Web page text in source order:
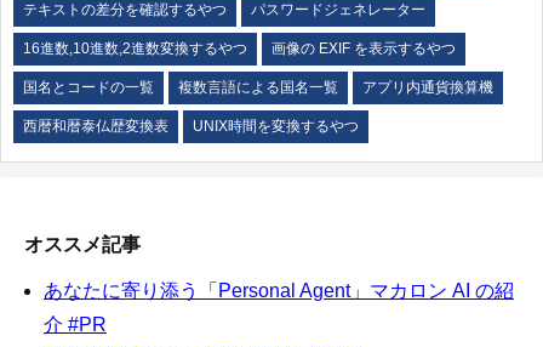
テキストの差分を確認するやつ パスワードジェネレーター
16進数,10進数,2進数変換するやつ 画像の EXIF を表示するやつ
国名とコードの一覧 複数言語による国名一覧 アプリ内通貨換算機
西暦和暦泰仏歴変換表 UNIX時間を変換するやつ
オススメ記事
あなたに寄り添う「Personal Agent」マカロン AI の紹
介 #PR